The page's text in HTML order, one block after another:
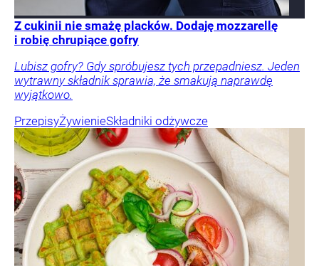
Z cukinii nie smażę placków. Dodaję mozzarellę
i robię chrupiące gofry
Lubisz gofry? Gdy spróbujesz tych przepadniesz. Jeden
wytrawny składnik sprawia, że smakują naprawdę
wyjątkowo.
PrzepisyŻywienieSkładniki odżywcze